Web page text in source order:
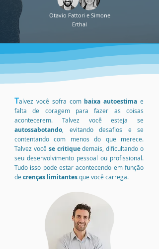
Otavio Fattori e Simone
Erthal
Talvez você sofra com baixa autoestima e
falta de coragem para fazer as coisas
acontecerem. Talvez você esteja se
autossabotando , evitando desafios e se
contentando com menos do que merece.
Talvez você se critiquedemais, dificultando o
seu desenvolvimento pessoal ou profissional.
Tudo isso pode estar acontecendo em função
de crenças limitantesque você carrega.